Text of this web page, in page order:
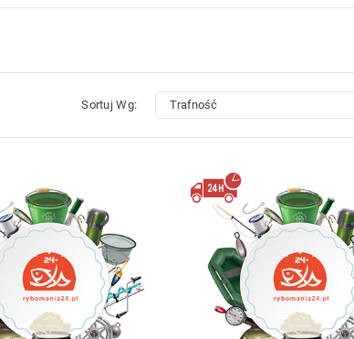
Sortuj Wg: Trafność